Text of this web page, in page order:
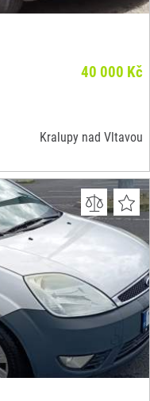
40 000 Kč
Kralupy nad Vltavou